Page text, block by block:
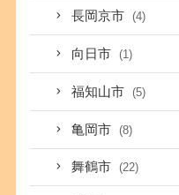
長岡京市 (4)
向日市 (1)
福知山市 (5)
亀岡市 (8)
舞鶴市 (22)